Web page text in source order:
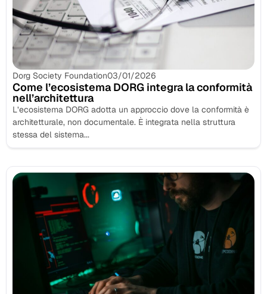
Dorg Society Foundation03/01/2026
Come l’ecosistema DORG integra la conformità
nell’architettura
L’ecosistema DORG adotta un approccio dove la conformità è
architetturale, non documentale. È integrata nella struttura
stessa del sistema...